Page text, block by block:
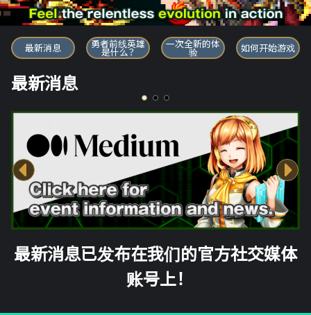
勇者前线英雄
最新消息 勇者前线英雄
是什么？
一次全新的体
验 如何开始游戏
最新消息
最新消息已发布在我们的官方社交媒体
账号上！